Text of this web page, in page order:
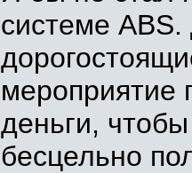
системе
мероприятие
деньги,
бесцельно